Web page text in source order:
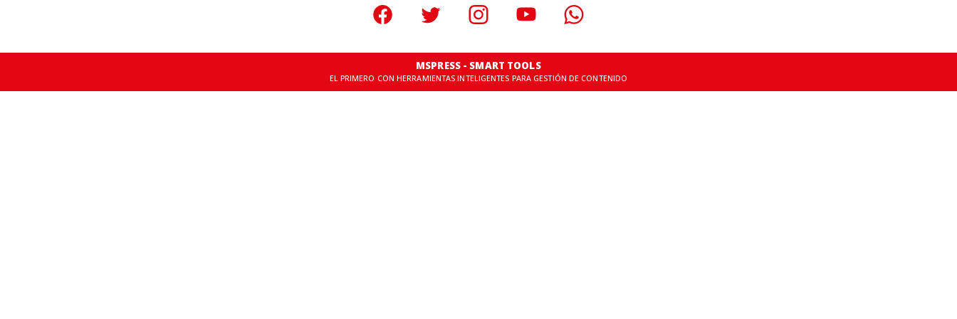
MSPRESS - SMART TOOLS
EL PRIMERO CON HERRAMIENTAS INTELIGENTES PARA GESTIÓN DE CONTENIDO